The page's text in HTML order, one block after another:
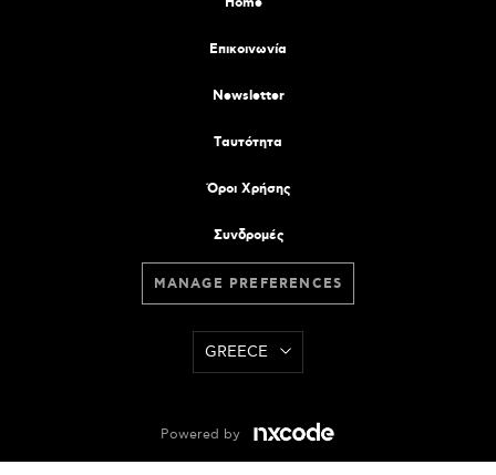
Επικοινωνία
Newsletter
Tαυτότητα
Όροι Χρήσης
Συνδρομές
MANAGE PREFERENCES
GREECE
Powered by